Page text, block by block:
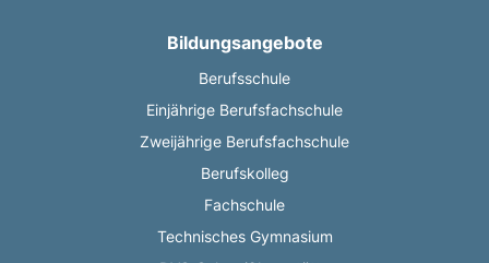
Bildungsangebote
Berufsschule
Einjährige Berufsfachschule
Zweijährige Berufsfachschule
Berufskolleg
Fachschule
Technisches Gymnasium